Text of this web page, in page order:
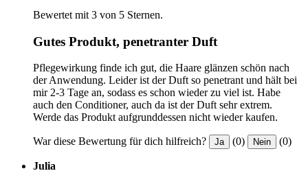
Bewertet mit 3 von 5 Sternen.
Gutes Produkt, penetranter Duft
Pflegewirkung finde ich gut, die Haare glänzen schön nach
der Anwendung. Leider ist der Duft so penetrant und hält bei
mir 2-3 Tage an, sodass es schon wieder zu viel ist. Habe
auch den Conditioner, auch da ist der Duft sehr extrem.
Werde das Produkt aufgrunddessen nicht wieder kaufen.
War diese Bewertung für dich hilfreich? Ja (0) Nein (0)
Julia